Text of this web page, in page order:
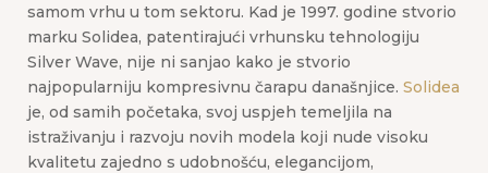
samom vrhu u tom sektoru. Kad je 1997. godine stvorio
marku Solidea, patentirajući vrhunsku tehnologiju
Silver Wave, nije ni sanjao kako je stvorio
najpopularniju kompresivnu čarapu današnjice. Solidea
je, od samih početaka, svoj uspjeh temeljila na
istraživanju i razvoju novih modela koji nude visoku
kvalitetu zajedno s udobnošću, elegancijom,